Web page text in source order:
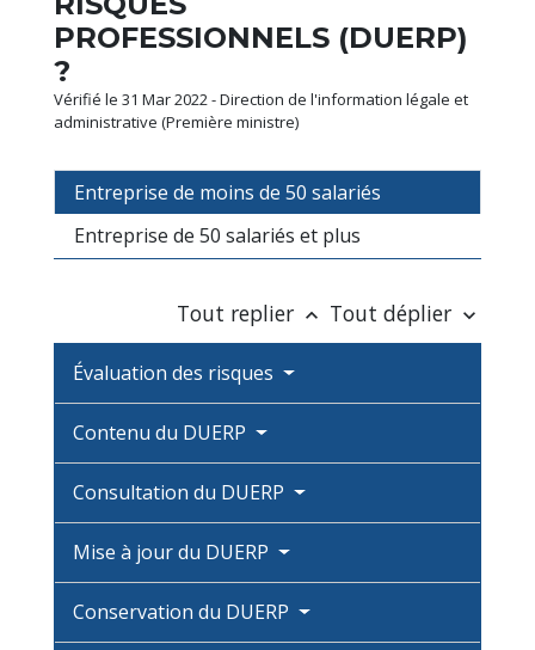
PROFESSIONNELS (DUERP)
?
Vérifié le 31 Mar 2022 - Direction de l'information légale et
administrative (Première ministre)
Entreprise de moins de 50 salariés
Entreprise de 50 salariés et plus
Tout replier keyboard_arrow_up Tout déplier keyboard_arrow_down
Évaluation des risques
Contenu du DUERP
Consultation du DUERP
Mise à jour du DUERP
Conservation du DUERP